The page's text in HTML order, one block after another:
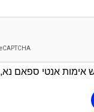
אימות אנטי ספאם נא,